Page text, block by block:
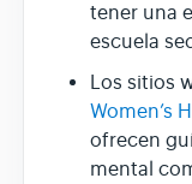
tener una
escuela
Los sitios
Women’s
ofrecen
mental